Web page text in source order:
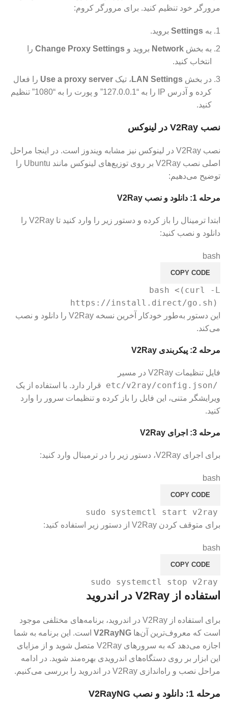
مرورگر خود تنظیم کنید. برای مرورگر کروم:
به Settings بروید.
به بخش Network بروید و Change Proxy Settings را
انتخاب کنید.
در بخش LAN Settings ، تیک Use a proxy server را فعال
کرده و آدرس IP را به “127.0.0.1” و پورت را به “1080” تنظیم
کنید.
نصب V2Ray در لینوکس
نصب V2Ray در لینوکس نیز مشابه ویندوز است. در اینجا مراحل
اصلی نصب V2Ray بر روی توزیع‌های لینوکس مانند Ubuntu را
توضیح می‌دهیم:
مرحله 1: دانلود و نصب V2Ray
ابتدا ترمینال را باز کرده و دستور زیر را وارد کنید تا V2Ray را
دانلود و نصب کنید:
bash
COPY CODE
bash <(curl -L
https://install.direct/go.sh)
این دستور به‌طور خودکار آخرین نسخه V2Ray را دانلود و نصب
می‌کند.
مرحله 2: پیکربندی V2Ray
فایل تنظیمات V2Ray در مسیر
/etc/v2ray/config.json
قرار دارد. با استفاده از یک
ویرایشگر متنی، این فایل را باز کرده و تنظیمات سرور را وارد
کنید.
مرحله 3: اجرای V2Ray
برای اجرای V2Ray، دستور زیر را در ترمینال وارد کنید:
bash
COPY CODE
sudo systemctl start v2ray
برای متوقف کردن V2Ray از دستور زیر استفاده کنید:
bash
COPY CODE
sudo systemctl stop v2ray
استفاده از V2Ray در اندروید
برای استفاده از V2Ray در اندروید، برنامه‌های مختلفی موجود
است که معروف‌ترین آن‌ها V2RayNG است. این برنامه به شما
اجازه می‌دهد که به سرورهای V2Ray متصل شوید و از مزایای
این ابزار بر روی دستگاه‌های اندرویدی بهره‌مند شوید. در ادامه
مراحل نصب و راه‌اندازی V2Ray در اندروید را بررسی می‌کنیم.
مرحله 1: دانلود و نصب V2RayNG